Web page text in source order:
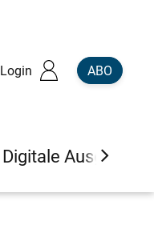
Login ABO
Digitale Ausgaben